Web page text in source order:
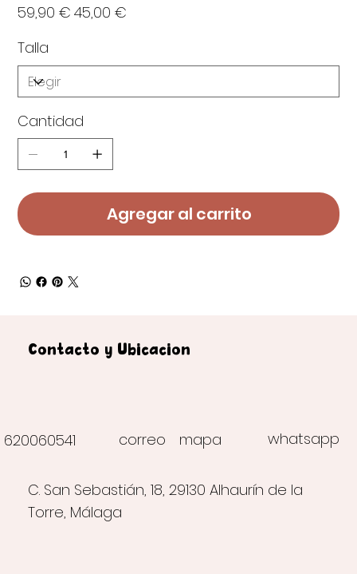
original
59,90 € de
45,00 €
Talla
Cantidad
Agregar al carrito
correo
Contacto y Ubicación
620060541 whatsapp
C. San Sebastián, 18, 29130 Alhaurín de la
Torre, Málaga
mapa